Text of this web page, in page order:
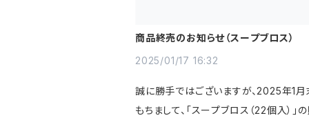
商品終売のお知らせ（スープブロス）
2025/01/17 16:32
誠に勝手ではございますが、2025年1
もちまして、「スープブロス（22個入）」